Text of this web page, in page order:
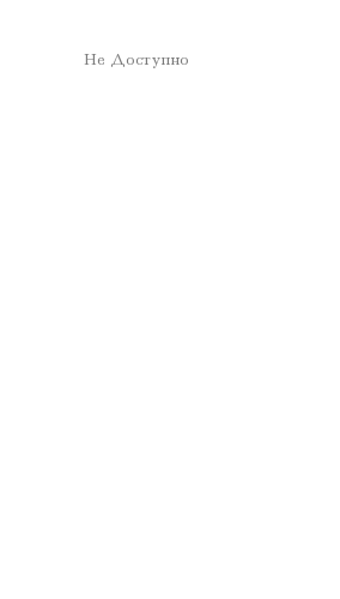
Не Доступно